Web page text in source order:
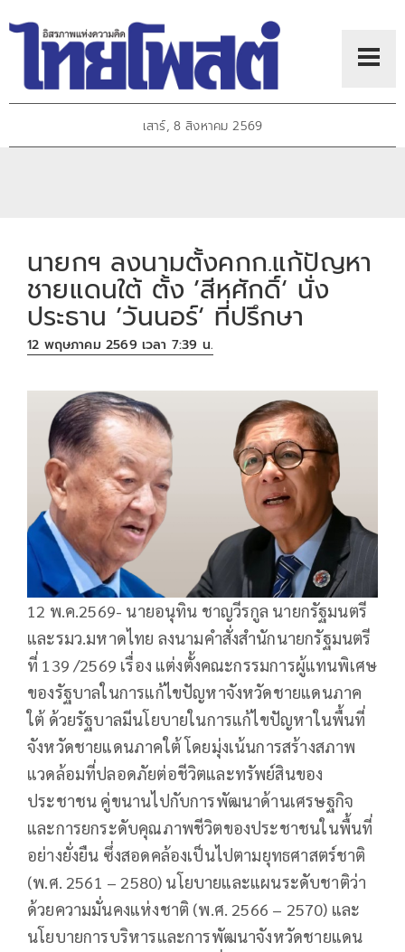
เสาร์, 8 สิงหาคม 2569
นายกฯ ลงนามตั้งคกก.แก้ปัญหา
ชายแดนใต้ ตั้ง ’สีหศักดิ์‘ นั่ง
ประธาน ’วันนอร์‘ ที่ปรึกษา
12 พฤษภาคม 2569 เวลา 7:39 น.
12 พ.ค.2569- นายอนุทิน ชาญวีรกูล นายกรัฐมนตรี
และรมว.มหาดไทย ลงนามคำสั่งสำนักนายกรัฐมนตรี
ที่ 139 /2569 เรื่อง แต่งตั้งคณะกรรมการผู้แทนพิเศษ
ของรัฐบาลในการแก้ไขปัญหาจังหวัดชายแดนภาค
ใต้ ด้วยรัฐบาลมีนโยบายในการแก้ไขปัญหาในพื้นที่
จังหวัดชายแดนภาคใต้ โดยมุ่งเน้นการสร้างสภาพ
แวดล้อมที่ปลอดภัยต่อชีวิตและทรัพย์สินของ
ประชาชน คู่ขนานไปกับการพัฒนาด้านเศรษฐกิจ
และการยกระดับคุณภาพชีวิตของประชาชนในพื้นที่
อย่างยั่งยืน ซึ่งสอดคล้องเป็นไปตามยุทธศาสตร์ชาติ
(พ.ศ. 2561 – 2580) นโยบายและแผนระดับชาติว่า
ด้วยความมั่นคงแห่งชาติ (พ.ศ. 2566 – 2570) และ
นโยบายการบริหารและการพัฒนาจังหวัดชายแดน